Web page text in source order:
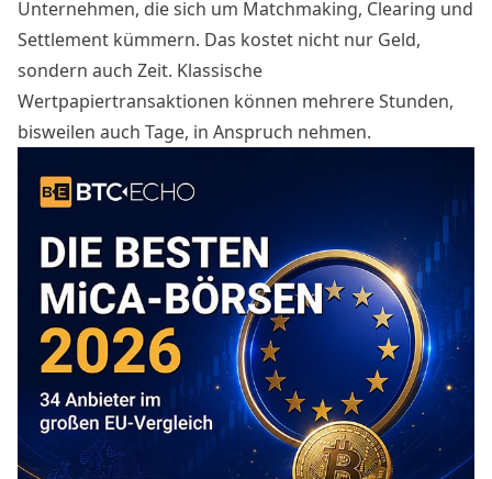
Unternehmen, die sich um Matchmaking, Clearing und
Settlement kümmern. Das kostet nicht nur Geld,
sondern auch Zeit. Klassische
Wertpapiertransaktionen können mehrere Stunden,
bisweilen auch Tage, in Anspruch nehmen.